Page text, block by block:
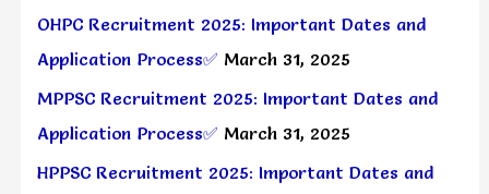
OHPC Recruitment 2025: Important Dates and
Application Process✅ March 31, 2025
MPPSC Recruitment 2025: Important Dates and
Application Process✅ March 31, 2025
HPPSC Recruitment 2025: Important Dates and